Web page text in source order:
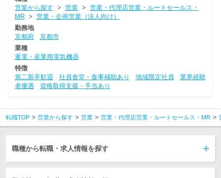
営業から探す > 営業> 営業・代理店営業・ルートセールス・
MR> 営業・企画営業（法人向け）
勤務地
京都府
京都市
業種
重電・産業用電気機器
特徴
第二新卒歓迎
社員食堂・食事補助あり 地域限定社員
業界経験
者優遇
資格取得支援・手当あり
転職TOP 営業から探す 営業 営業・代理店営業・ルートセールス・MR
職種から転職・求人情報を探す